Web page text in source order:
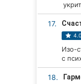
17.
4.0
Изо-
с
18.